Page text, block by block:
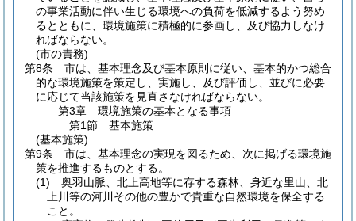
の事業活動に伴い生じる環境への負荷を低減するよう努め
るとともに、環境施策に積極的に参画し、及び協力しなけ
ればならない。
(市の責務)
第8条
市は、基本理念及び基本原則に従い、基本的かつ総合
的な環境施策を策定し、実施し、及び評価し、並びに必要
に応じて当該施策を見直さなければならない。
第3章
環境施策の基本となる事項
第1節
基本施策
(基本施策)
第9条
市は、基本理念の実現を図るため、次に掲げる環境施
策を推進するものとする。
(1)
奥羽山脈、北上高地等に存する森林、身近な里山、北
上川等の河川その他の豊かで貴重な自然環境を保全する
こと。